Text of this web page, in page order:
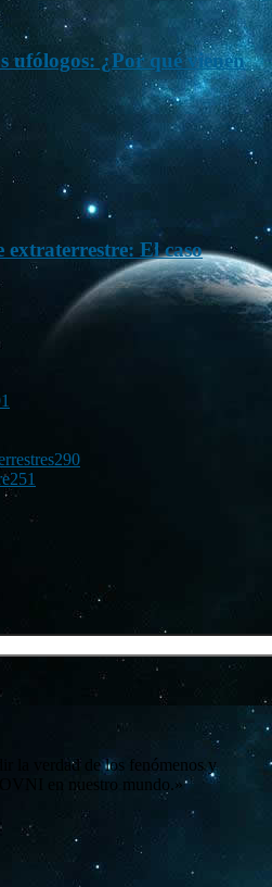
ufólogos: ¿Por qué vienen
extraterrestre: El caso
290
251
la verdad de los fenómenos y
OVNI en nuestro mundo.»